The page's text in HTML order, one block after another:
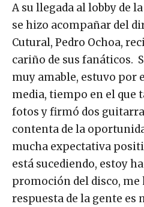
A su llegada al lobby de
se hizo acompañar del
Cutural, Pedro Ochoa,
cariño de sus fanáticos.
muy amable, estuvo por
media, tiempo en el que
fotos y firmó dos
contenta de la
mucha expectativa
está sucediendo, estoy
promoción del disco, me
respuesta de la gente